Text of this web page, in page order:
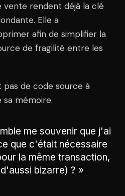
vente rendent déjà la clé
Elle a
afin de simplifier la
de fragilité entre les
de code source à
sa mémoire.
me souvenir que j'ai
que c'était nécessaire
la même transaction,
bizarre) ? »